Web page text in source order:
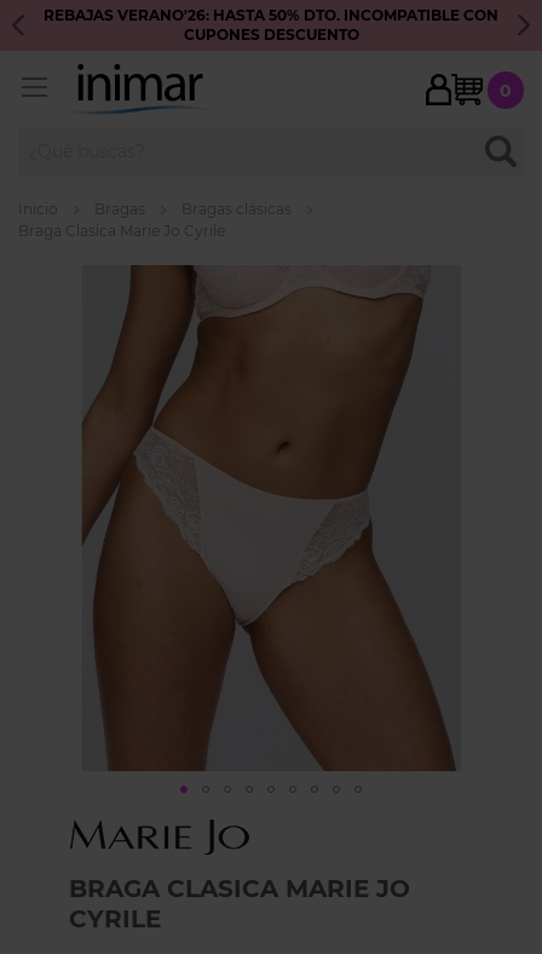
REBAJAS VERANO'26: HASTA 50% DTO. INCOMPATIBLE CON
CUPONES DESCUENTO
My
0
Inicio Bragas
Bragas clásicas
Braga Clasica Marie Jo Cyrile
BRAGA CLASICA MARIE JO
CYRILE
beginning